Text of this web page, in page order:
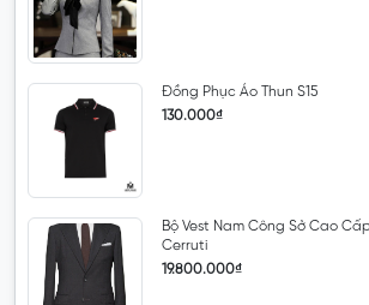
Đồng Phục Áo Thun S15
130.000₫
Bộ Vest Nam Công Sở Cao
Cerruti
19.800.000₫